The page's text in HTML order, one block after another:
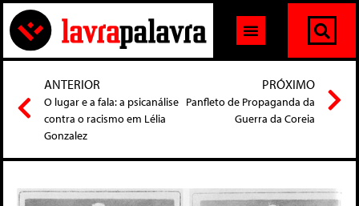
ANTERIOR
O lugar e a fala: a psicanálise
contra o racismo em Lélia
Gonzalez
PRÓXIMO
Panfleto de Propaganda da
Guerra da Coreia